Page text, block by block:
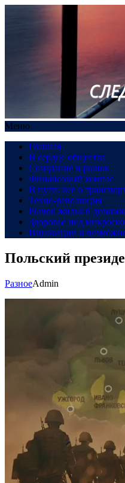
Меню
Главная
В сердце общества
Созидание и рынок
Финансовый компас
В пути: все о
Техно-революция
Рынок жилья в
Здоровье под
Инновации и
Польский
РазноеAdmin